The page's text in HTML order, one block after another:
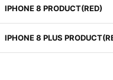
IPHONE 8 PRODUCT(RED)
IPHONE 8 PLUS